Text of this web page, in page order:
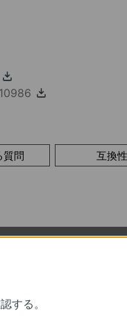
質問 互換性
する。